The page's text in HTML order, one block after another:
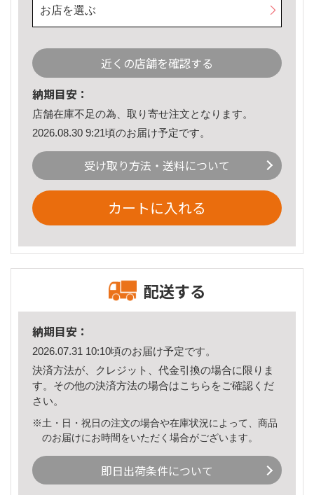
お店を選ぶ
近くの店舗を確認する
納期目安：
店舗在庫不足の為、取り寄せ注文となります。
2026.08.30 9:21頃のお届け予定です。
受け取り方法・送料について
カートに入れる
配送する
納期目安：
2026.07.31 10:10頃のお届け予定です。
決済方法が、クレジット、代金引換の場合に限りま
す。その他の決済方法の場合はこちら をご確認くだ
さい。
※土・日・祝日の注文の場合や在庫状況によって、商品
のお届けにお時間をいただく場合がございます。
即日出荷条件について